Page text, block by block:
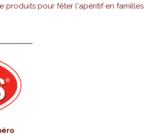
produits pour fêter l'apéritif en familles